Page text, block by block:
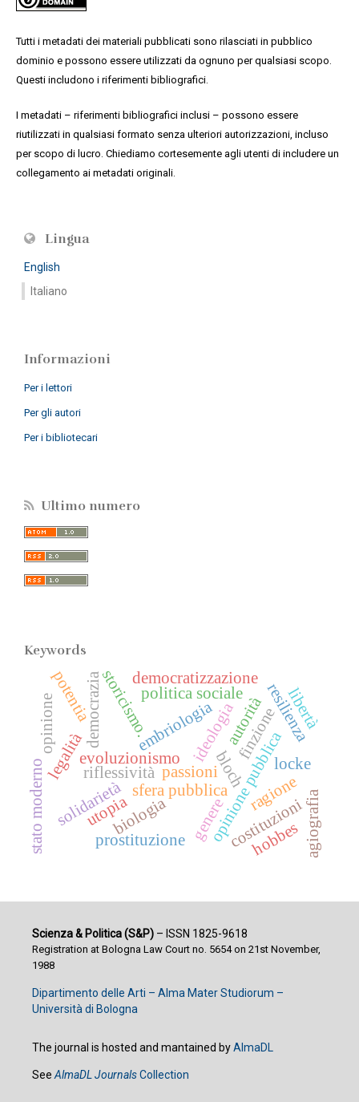
Tutti i metadati dei materiali pubblicati sono rilasciati in pubblico
dominio e possono essere utilizzati da ognuno per qualsiasi scopo.
Questi includono i riferimenti bibliografici.
I metadati – riferimenti bibliografici inclusi – possono essere
riutilizzati in qualsiasi formato senza ulteriori autorizzazioni, incluso
per scopo di lucro. Chiediamo cortesemente agli utenti di includere un
collegamento ai metadati originali.
Lingua
English
Italiano
Informazioni
Per i lettori
Per gli autori
Per i bibliotecari
Ultimo numero
Keywords
ideologia
opinione pubblica
riflessività
sfera pubblica
costituzioni
embriologia
evoluzionismo
biologia
storicismo.
solidarietà
resilienza
democrazia
prostituzione
democratizzazione
genere
politica sociale
utopia
bloch
finzionelibertà
ragione
legalità locke
hobbes
potentia
passioni
opinione
stato moderno
autorità
agiografia
Scienza & Politica (S&P)– ISSN 1825-9618
Registration at Bologna Law Court no. 5654 on 21st November,
1988
Dipartimento delle Arti – Alma Mater Studiorum –
Università di Bologna
The journal is hosted and mantained byAlmaDL
See AlmaDL JournalsCollection